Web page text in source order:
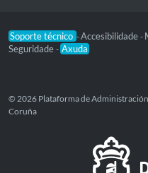
Soporte técnico -Accesibilidade -
Seguridade - Axuda
© 2026 Plataforma de
Coruña